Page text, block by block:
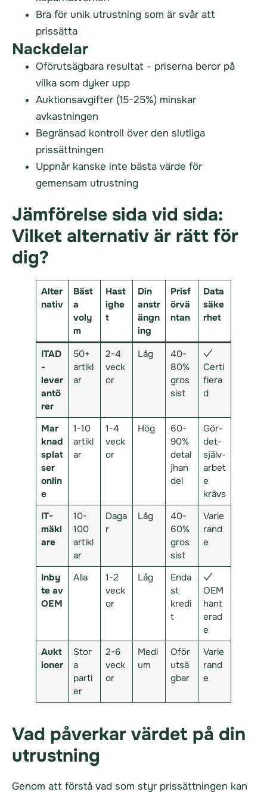
Bra för unik utrustning som är svår att
prissätta
Nackdelar
Oförutsägbara resultat - priserna beror på
vilka som dyker upp
Auktionsavgifter (15-25%) minskar
avkastningen
Begränsad kontroll över den slutliga
prissättningen
Uppnår kanske inte bästa värde för
gemensam utrustning
Jämförelse sida vid sida:
Vilket alternativ är rätt för
dig?
Alter
nativ
Bäst
a
voly
m
Hast
ighe
t
Din
anstr
ängn
ing
Prisf
örvä
ntan
Data
säke
rhet
ITAD
-
lever
antö
rer
50+
artikl
ar
2-4
veck
or
Låg
40-
80%
gros
sist
✓
Certi
fiera
d
Mar
knad
splat
ser
onlin
e
1-10
artikl
ar
1-4
veck
or
Hög
60-
90%
detal
jhan
del
Gör-
det-
själv-
arbet
e
krävs
IT-
mäkl
are
10-
100
artikl
ar
Daga
r
Låg
40-
60%
gros
sist
Varie
rand
e
Inby
te av
OEM
Alla
1-2
veck
or
Låg
Enda
st
kredi
t
✓
OEM
hant
erad
e
Aukt
ioner
Stor
a
parti
er
2-6
veck
or
Medi
um
Oför
utsä
gbar
Varie
rand
e
Vad påverkar värdet på din
utrustning
Genom att förstå vad som styr prissättningen kan